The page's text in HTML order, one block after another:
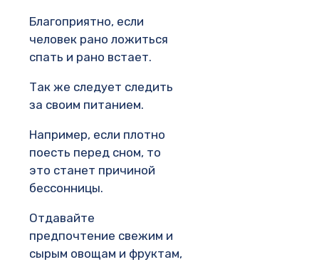
Благоприятно, если
человек рано ложиться
спать и рано встает.
Так же следует следить
за своим питанием.
Например, если плотно
поесть перед сном, то
это станет причиной
бессонницы.
Отдавайте
предпочтение свежим и
сырым овощам и фруктам,